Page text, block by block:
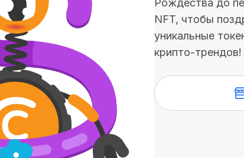
Рождества до
NFT, чтобы
уникальные
крипто-трендов!